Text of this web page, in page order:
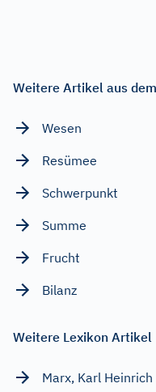
Weitere Artikel aus
Wesen
Resümee
Schwerpunkt
Summe
Frucht
Bilanz
Weitere Lexikon Artikel
Marx, Karl Heinrich